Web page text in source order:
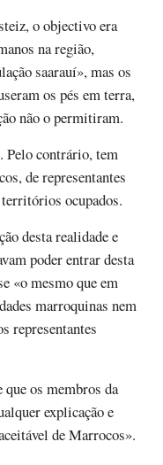
o objectivo era
na região,
saarauí», mas os
os pés em terra,
não o permitiram.
Pelo contrário, tem
de representantes
ocupados.
desta realidade e
poder entrar desta
«o mesmo que em
marroquinas nem
representantes
os membros da
explicação e
de Marrocos».